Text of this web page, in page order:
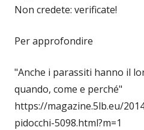
Non credete: verificate!
Per approfondire
"Anche i parassiti hanno il
quando, come e perché"
https://magazine.5lb.eu/
pidocchi-5098.html?m=1